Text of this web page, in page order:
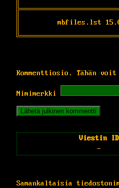
mbfiles.lst
Kommenttiosio. Tähän
Nimimerkki
Viestin ID
-
Samankaltaisia